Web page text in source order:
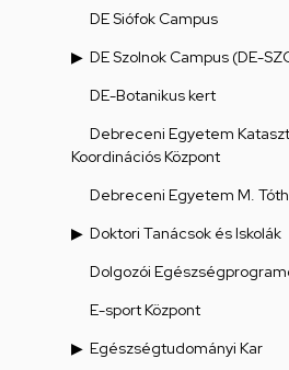
DE Siófok Campus
DE Szolnok Campus (DE-
DE-Botanikus kert
Debreceni Egyetem
Koordinációs Központ
Debreceni Egyetem M.
Doktori Tanácsok és Iskolák
Dolgozói
E-sport Központ
Egészségtudományi Kar